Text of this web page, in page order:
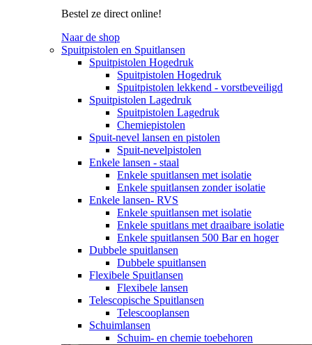
Bestel ze direct online!
Naar de shop
Spuitpistolen en Spuitlansen
Spuitpistolen Hogedruk
Spuitpistolen Hogedruk
Spuitpistolen lekkend - vorstbeveiligd
Spuitpistolen Lagedruk
Spuitpistolen Lagedruk
Chemiepistolen
Spuit-nevel lansen en pistolen
Spuit-nevelpistolen
Enkele lansen - staal
Enkele spuitlansen met isolatie
Enkele spuitlansen zonder isolatie
Enkele lansen- RVS
Enkele spuitlansen met isolatie
Enkele spuitlans met draaibare isolatie
Enkele spuitlansen 500 Bar en hoger
Dubbele spuitlansen
Dubbele spuitlansen
Flexibele Spuitlansen
Flexibele lansen
Telescopische Spuitlansen
Telescooplansen
Schuimlansen
Schuim- en chemie toebehoren